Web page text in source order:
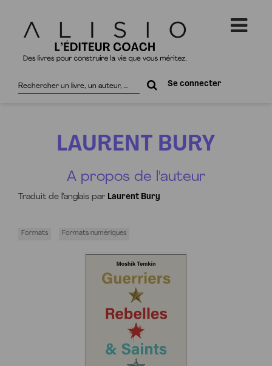
Rechercher
sur
Se connecter
LAURENT BURY
A propos de l'auteur
Traduit de l’anglais par Laurent Bury
Formats Formats numériques
Les informations demandées dans ce formulaire sont toutes
obligatoires et sont collectées et destinées aux Éditions Alisio,
afin de vous envoyer par mail votre newsletter si vous le
souhaitez. Conformément à la loi Informatique et libertés du
6/01/1978 modifiée, et au Règlement UE/2016/679, vous
disposez d'un droit d'accès, de rectification et d'opposition aux
informations qui vous concernent. Vous pouvez exercer ces
droits en nous contactant par courrier à Éditions Alisio, 10